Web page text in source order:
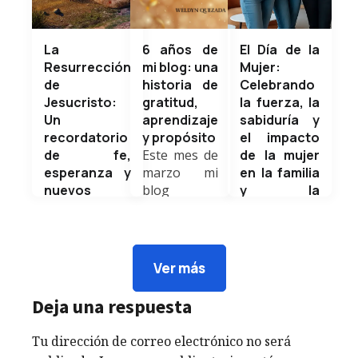
La
Resurrección
de
Jesucristo:
Un
recordatorio
de fe,
esperanza y
nuevos
de las
semanas más
para millones
6 años de
mi blog: una
historia de
gratitud,
aprendizaje
y propósito
Este mes de
marzo mi
blog
años de
vida, y al
mirar hacia
atrás solo
puedo
Weldyn
El Día de la
Mujer:
Celebrando
la fuerza, la
sabiduría y
el impacto
de la mujer
en la familia
y la
una fecha
Ver más
Deja una respuesta
Tu dirección de correo electrónico no será